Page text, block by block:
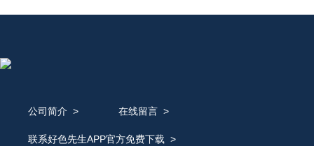
公司简介 > 在线留言>
联系好色先生APP官方免费下载 >